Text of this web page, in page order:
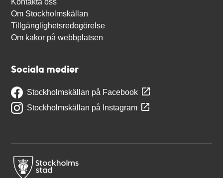
Kontakta oss
Om Stockholmskällan
Tillgänglighetsredogörelse
Om kakor på webbplatsen
Sociala medier
Stockholmskällan på Facebook
Stockholmskällan på Instagram